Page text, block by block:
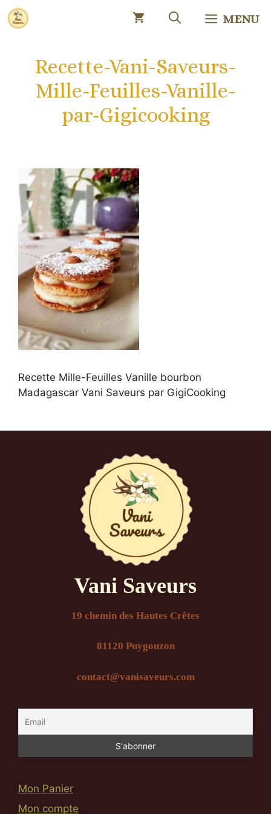
Aller
au
MENU
Recette-Vani-Saveurs-
Mille-Feuilles-Vanille-
par-Gigicooking
Recette Mille-Feuilles Vanille bourbon
Madagascar Vani Saveurs par GigiCooking
Vani Saveurs
19 chemin des Hautes Crêtes
81120 Puygouzon
contact@vanisaveurs.com
Mon Panier
Mon compte